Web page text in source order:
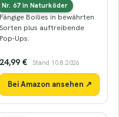
Nr. 67 in Naturköder
Boilies & Pop-Ups
Fängige Boilies in bewährten
Sorten plus auftreibende
Pop-Ups.
24,99 € · Stand 10.8.2026
Bei Amazon ansehen ↗